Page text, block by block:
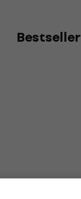
Bestseller